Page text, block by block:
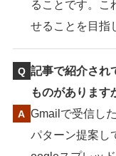
ることです。こ
せることを目指
記事で紹介され
ものがあります
Gmailで受信し
パターン提案し